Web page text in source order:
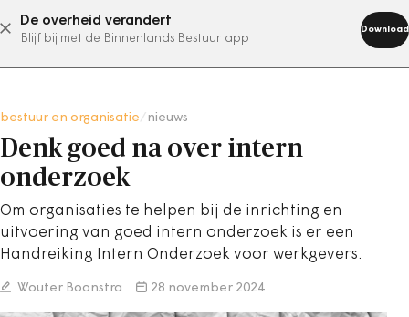
De overheid verandert
Blijf bij met de Binnenlands Bestuur app
Download
abonneer nu
bestuur en organisatie nieuws
Denk goed na over intern
onderzoek
Om organisaties te helpen bij de inrichting en
uitvoering van goed intern onderzoek is er een
Handreiking Intern Onderzoek voor werkgevers.
Wouter Boonstra 28 november 2024